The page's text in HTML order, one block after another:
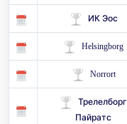
ИК Эос
Helsingborg
Norrort
Трелелборг
Пайратс